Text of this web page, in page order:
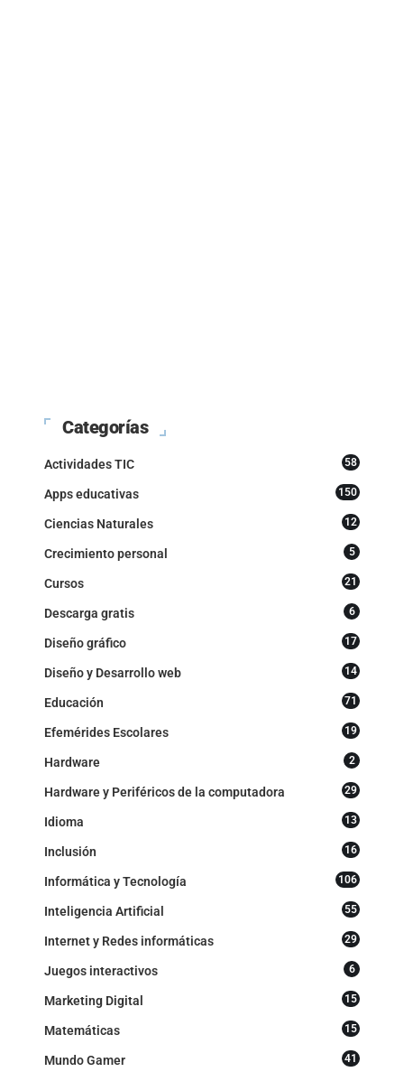
Categorías
Actividades TIC 58
Apps educativas 150
Ciencias Naturales 12
Crecimiento personal 5
Cursos 21
Descarga gratis 6
Diseño gráfico 17
Diseño y Desarrollo web 14
Educación 71
Efemérides Escolares 19
Hardware 2
Hardware y Periféricos de la computadora 29
Idioma 13
Inclusión 16
Informática y Tecnología 106
Inteligencia Artificial 55
Internet y Redes informáticas 29
Juegos interactivos 6
Marketing Digital 15
Matemáticas 15
Mundo Gamer 41